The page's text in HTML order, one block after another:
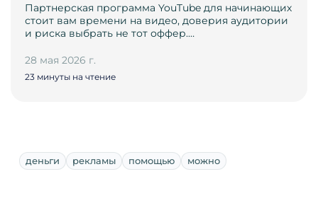
Партнерская программа YouTube для начинающих
стоит вам времени на видео, доверия аудитории
и риска выбрать не тот оффер.…
28 мая 2026 г.
23 минуты на чтение
деньги рекламы помощью можно